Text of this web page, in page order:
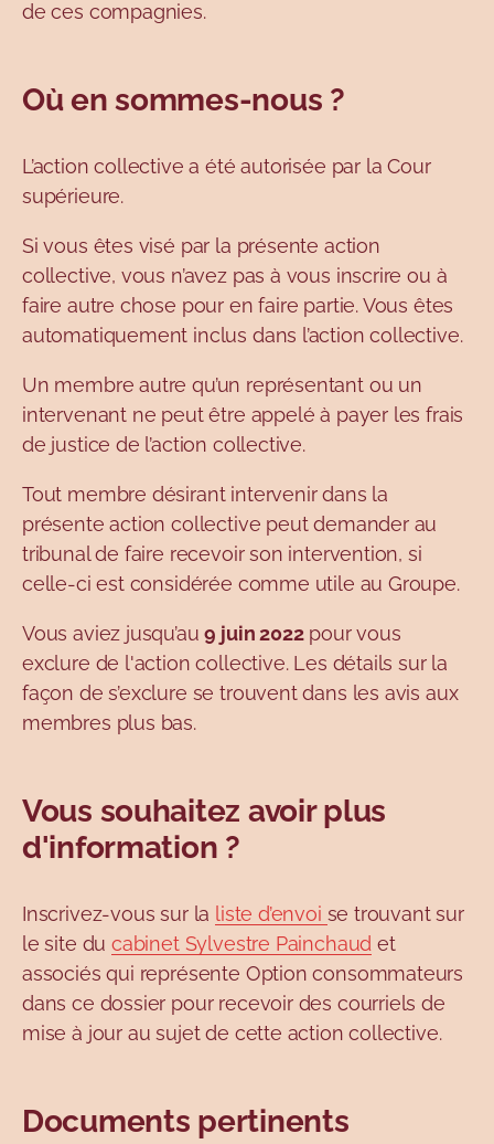
de ces compagnies.
Où en sommes-nous ?
L’action collective a été autorisée par la Cour
supérieure.
Si vous êtes visé par la présente action
collective, vous n’avez pas à vous inscrire ou à
faire autre chose pour en faire partie. Vous êtes
automatiquement inclus dans l’action collective.
Un membre autre qu’un représentant ou un
intervenant ne peut être appelé à payer les frais
de justice de l’action collective.
Tout membre désirant intervenir dans la
présente action collective peut demander au
tribunal de faire recevoir son intervention, si
celle-ci est considérée comme utile au Groupe.
Vous aviez jusqu’au9 juin 2022pour vous
exclure de l'action collective. Les détails sur la
façon de s’exclure se trouvent dans les avis aux
membres plus bas.
Vous souhaitez avoir plus
d'information ?
Inscrivez-vous sur la liste d’envoi se trouvant sur
le site ducabinet Sylvestre Painchaud et
associés qui représente Option consommateurs
dans ce dossier pour recevoir des courriels de
mise à jour au sujet de cette action collective.
Documents pertinents